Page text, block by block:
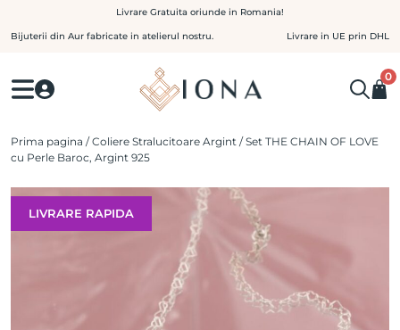
to
Livrare Gratuita oriunde in Romania!
Bijuterii din Aur fabricate in atelierul nostru. Livrare in UE prin DHL
0
Prima pagina /Coliere Stralucitoare Argint / Set THE CHAIN OF LOVE
cu Perle Baroc, Argint 925
LIVRARE RAPIDA